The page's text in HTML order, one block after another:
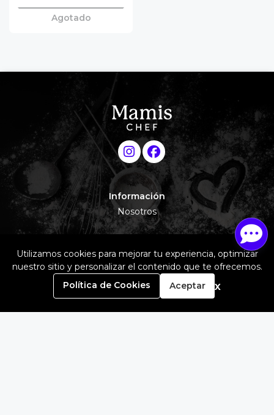
Agotado
Información
Nosotros
Servicio Al Cliente
Términos y condiciones
Contacto
0
Utilizamos cookies para mejorar tu experiencia, optimizar
nuestro sitio y personalizar el contenido que te ofrecemos.
Política de Cookies
Aceptar x